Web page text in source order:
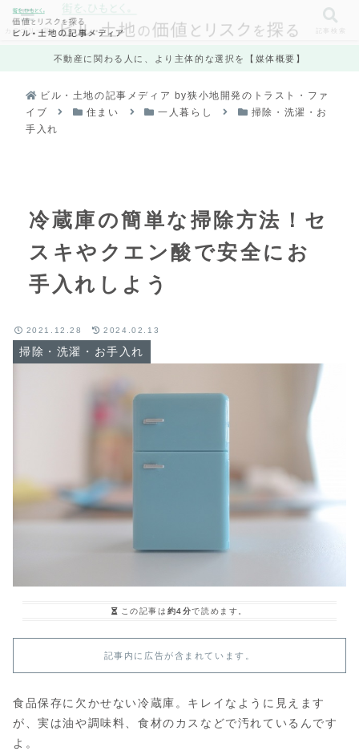
不動産に関わる人に、より主体的な選択を【媒体概要】
ビル・土地の記事メディア by狭小地開発のトラスト・ファ
イブ
住まい 一人暮らし
掃除・洗濯・お
手入れ
冷蔵庫の簡単な掃除方法！セ
スキやクエン酸で安全にお
手入れしよう
掃除・洗濯・お手入れ
2021.12.28 2024.02.13
この記事は 約4分で読めます。
記事内に広告が含まれています。
食品保存に欠かせない冷蔵庫。キレイなように見えます
が、実は油や調味料、食材のカスなどで汚れているんです
よ。
カテゴリ一覧